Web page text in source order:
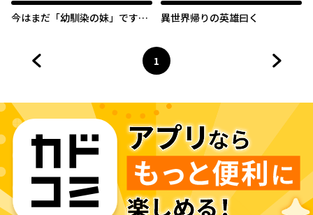
今はまだ「幼馴染の妹」ですけ
異世界帰りの英雄曰く
ページ
1
へ